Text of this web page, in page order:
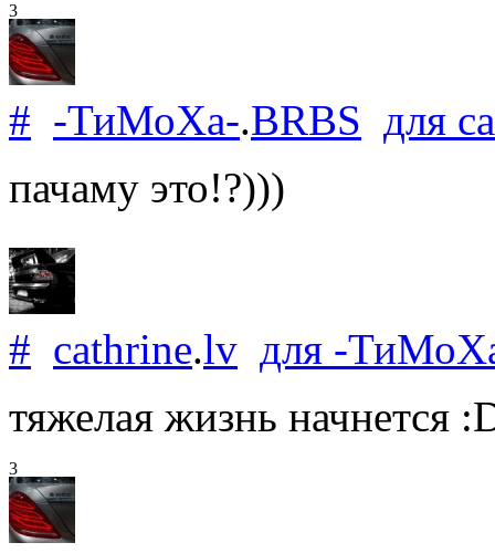
3
# -ТиМоХа-.BRBS для
пачаму это!?)))
# cathrine.lv для -
тяжелая жизнь начнется
3